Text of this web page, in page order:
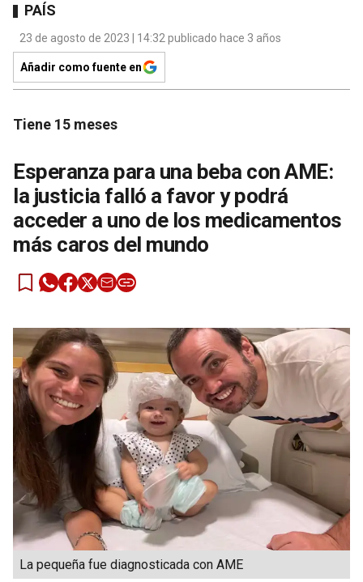
PAÍS
23 de agosto de 2023 | 14:32 publicado hace 3 años
Añadir como fuente en
Tiene 15 meses
Esperanza para una beba con AME:
la justicia falló a favor y podrá
acceder a uno de los medicamentos
más caros del mundo
La pequeña fue diagnosticada con AME